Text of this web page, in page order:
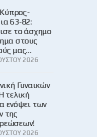
Κύπρος-
63-82:
το άσχημο
στους
μας…
2026
Γυναικών
τελική
ενόψει των
της
2026